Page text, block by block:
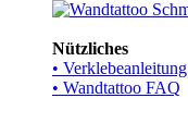
Nützliches
• Verklebeanleitung
• Wandtattoo FAQ